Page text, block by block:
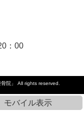
：00
院」 All rights reserved.
モバイル表示